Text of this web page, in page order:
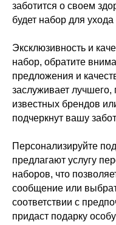
заботится о своем
будет набор для ухода
Эксклюзивность и
набор, обратите
предложения и
заслуживает
известных брендов
подчеркнут вашу
Персонализируйте
предлагают услугу
наборов, что
сообщение или
соответствии с
придаст подарку